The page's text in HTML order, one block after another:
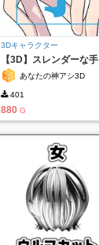
3Dキャラクター
【3D】スレンダーな手
あなたの神アシ3D
401
880 G